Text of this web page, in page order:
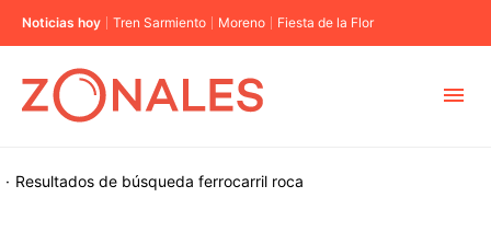
Noticias hoy Tren Sarmiento Moreno Fiesta de la Flor
Resultados de búsqueda
· ferrocarril roca